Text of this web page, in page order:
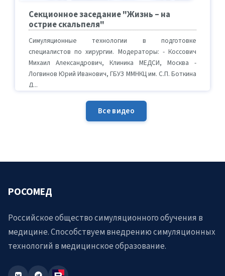
Секционное заседание "Жизнь – на
острие скальпеля"
Симуляционные технологии в подготовке
специалистов по хирургии. Модераторы: - Коссович
Михаил Александрович, Клиника МЕДСИ, Москва -
Логвинов Юрий Иванович, ГБУЗ ММНКЦ им. С.П. Боткина
Д...
Все видео
РОСОМЕД
Российское общество симуляционного обучения в
медицине. Способствуем внедрению симуляционных
технологий в медицинское образование.